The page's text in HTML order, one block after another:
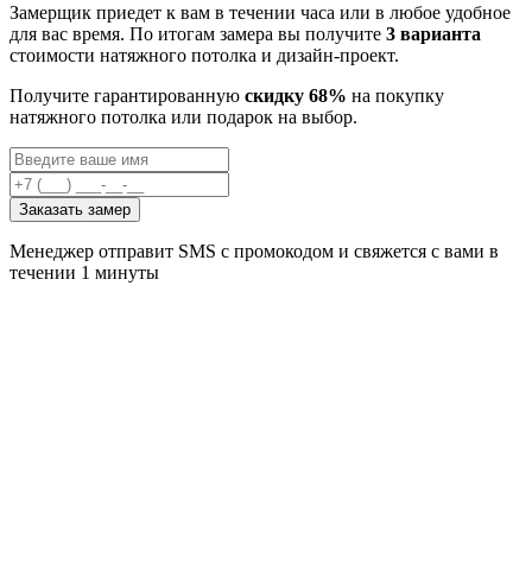
Замерщик приедет к вам в течении часа или в любое удобное
для вас время. По итогам замера вы получите 3 варианта
стоимости натяжного потолка и дизайн-проект.
Получите гарантированную скидку 68% на покупку
натяжного потолка или подарок на выбор.
Заказать замер
Менеджер отправит SMS с промокодом и свяжется с вами в
течении 1 минуты